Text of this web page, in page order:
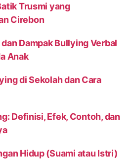
Trusmi yang
Cirebon
Dampak Bullying Verbal
Anak
di Sekolah dan Cara
Definisi, Efek, Contoh, dan
Hidup (Suami atau Istri)